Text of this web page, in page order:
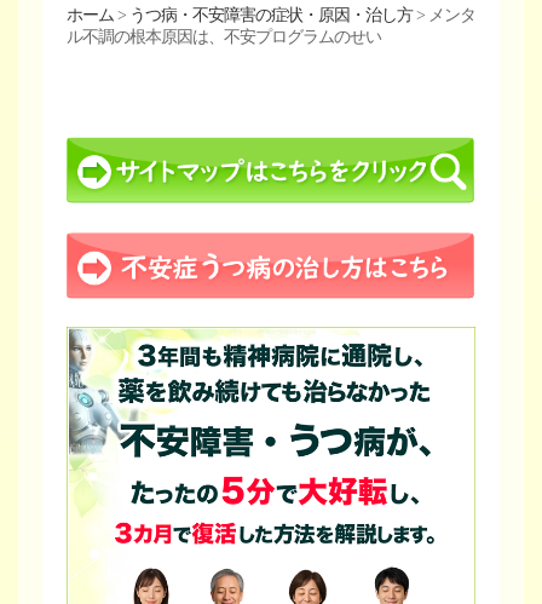
ホーム > うつ病・不安障害の症状・原因・治し方> メンタ
ル不調の根本原因は、不安プログラムのせい